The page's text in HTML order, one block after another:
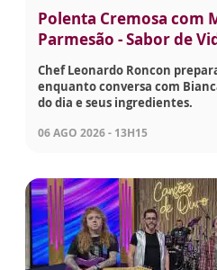
Polenta Cremosa com
Parmesão - Sabor de
Chef Leonardo Roncon
enquanto conversa com
do dia e seus ingredientes.
06 AGO 2026 - 13H15